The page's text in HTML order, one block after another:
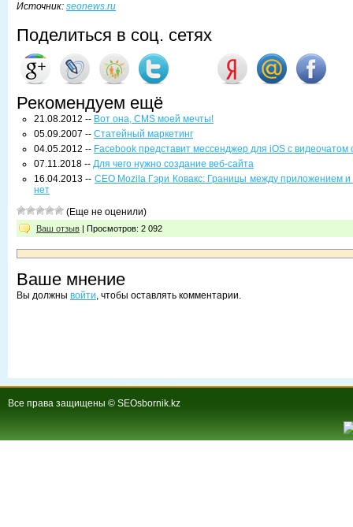
Источник: seonews.ru
Поделиться в соц. сетях
Рекомендуем ещё
21.08.2012 -- Вот она, CMS моей мечты!
05.09.2007 -- Статейный маркетинг
04.05.2012 -- Facebook представит мессенджер для iOS с видеочатом
07.11.2018 -- Для чего нужно создание веб-сайта
16.04.2013 -- CEO Mozila Гэри Ковакс: Границы между приложением
нет
(Еще не оценили)
Ваш отзыв | Просмотров: 2 092
Ваше мнение
Вы должны войти, чтобы оставлять комментарии.
Все права защищены © SEOsbornik.kz